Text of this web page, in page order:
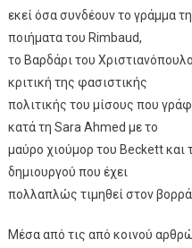
εκεί όσα συνδέουν το γράμμα
ποιήματα του Rimbaud,
το Βαρδάρι του
κριτική της φασιστικής
πολιτικής του μίσους που
κατά τη Sara Ahmed με το
μαύρο χιούμορ του Beckett και
δημιουργού που έχει
πολλαπλώς τιμηθεί στον βορρά
Μέσα από τις από κοινού